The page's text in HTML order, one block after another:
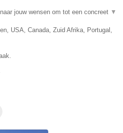
jouw wensen om tot een concreet ▼
USA, Canada, Zuid Afrika, Portugal,